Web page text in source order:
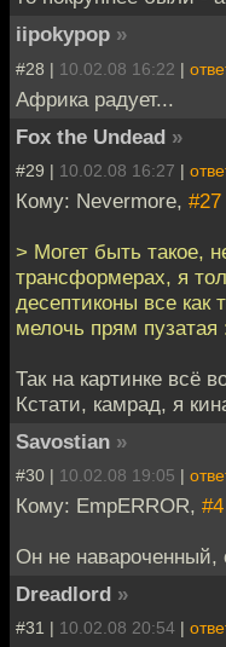
iipokypop »
#28 | 10.02.08 16:22 |
Африка радует...
Fox the Undead »
#29 | 10.02.08 16:27 |
Кому: Nevermore, #27
> Могет быть такое,
трансформерах, я
десептиконы все как
мелочь прям пузатая
Так на картинке всё
Кстати, камрад, я
Savostian »
#30 | 10.02.08 19:05 |
Кому: EmpERROR, #4
Он не навароченный,
Dreadlord »
#31 | 10.02.08 20:54 |